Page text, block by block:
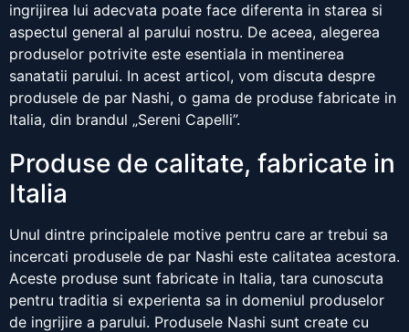
ingrijirea lui adecvata poate face diferenta in starea si
aspectul general al parului nostru. De aceea, alegerea
produselor potrivite este esentiala in mentinerea
sanatatii parului. In acest articol, vom discuta despre
produsele de par Nashi, o gama de produse fabricate in
Italia, din brandul „Sereni Capelli”.
Produse de calitate, fabricate in
Italia
Unul dintre principalele motive pentru care ar trebui sa
incercati produsele de par Nashi este calitatea acestora.
Aceste produse sunt fabricate in Italia, tara cunoscuta
pentru traditia si experienta sa in domeniul produselor
de ingrijire a parului. Produsele Nashi sunt create cu